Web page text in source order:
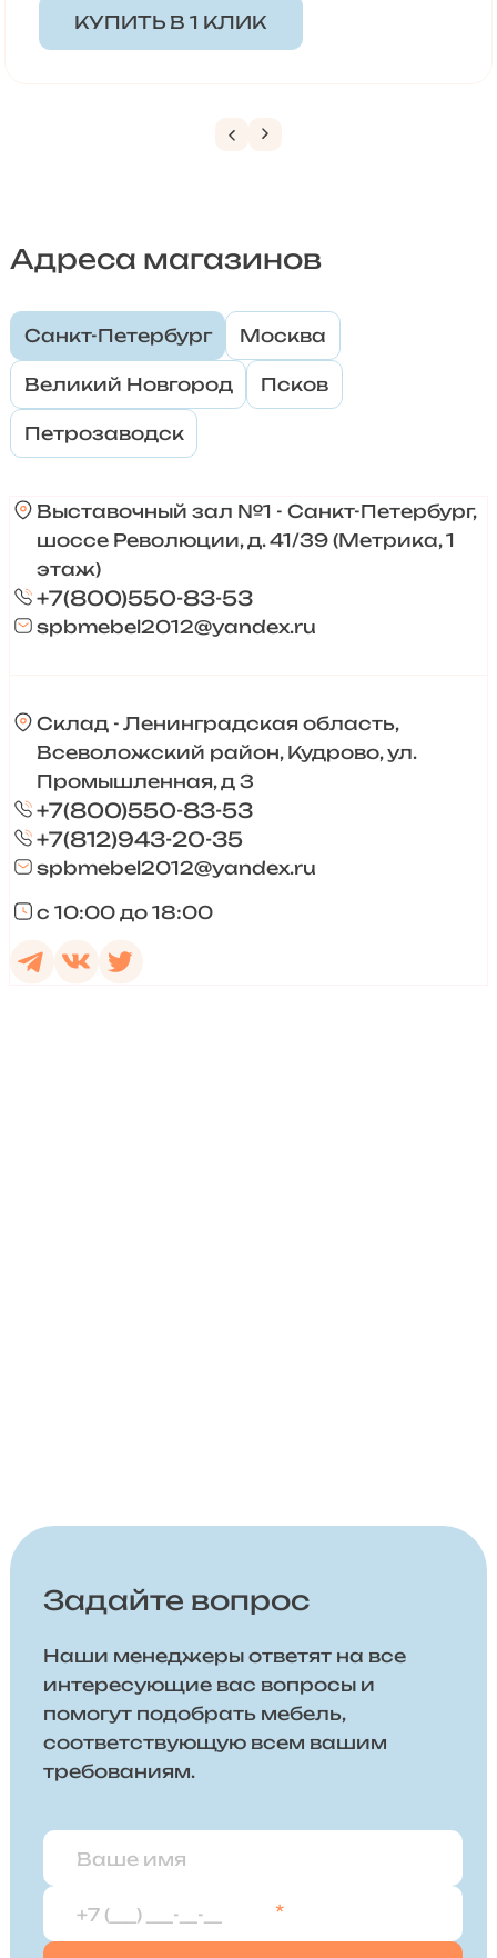
КУПИТЬ В 1 КЛИК
Адреса магазинов
Санкт-Петербург Москва
Великий Новгород Псков
Петрозаводск
Выставочный зал №1 - Санкт-Петербург,
шоссе Революции, д. 41/39 (Метрика, 1
этаж)
+7(800)550-83-53
spbmebel2012@yandex.ru
Склад - Ленинградская область,
Всеволожский район, Кудрово, ул.
Промышленная, д 3
+7(800)550-83-53
+7(812)943-20-35
spbmebel2012@yandex.ru
с 10:00 до 18:00
Задайте вопрос
Наши менеджеры ответят на все
интересующие вас вопросы и
помогут подобрать мебель,
соответствующую всем вашим
требованиям.
*